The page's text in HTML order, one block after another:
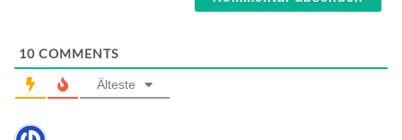
10 COMMENTS
Älteste